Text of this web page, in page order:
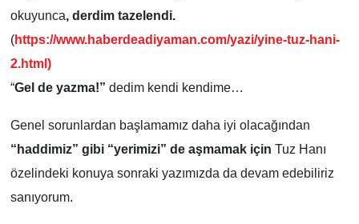
okuyunca, derdim tazelendi.
(https://www.haberdeadiyaman.com/yazi/yine-tuz-hani-
2.html)
“Gel de yazma!” dedim kendi kendime…
Genel sorunlardan başlamamız daha iyi olacağından
“haddimiz” gibi “yerimizi” de aşmamak için Tuz Hanı
özelindeki konuya sonraki yazımızda da devam edebiliriz
sanıyorum.
Ekonomi
Çevre
BİLİM VE TEKNOLOJİ
Şambayat Haber